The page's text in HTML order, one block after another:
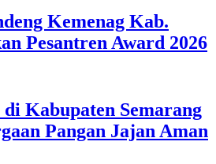
Kemenag Kab.
Pesantren Award 2026
Kabupaten Semarang
Pangan Jajan Aman